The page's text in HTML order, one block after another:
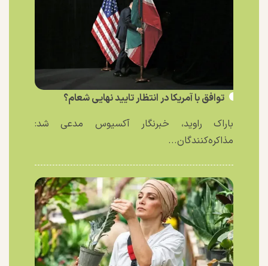
توافق با آمریکا در انتظار تایید نهایی شعام؟
باراک راوید، خبرنگار آکسیوس مدعی شد:
مذاکره‌کنندگان...